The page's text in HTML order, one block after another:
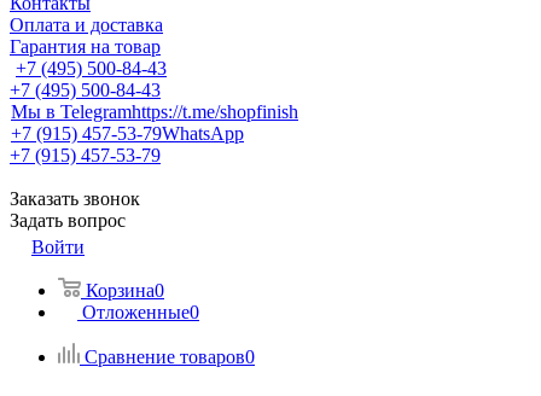
Оплата и доставка
Гарантия на товар
+7 (495) 500-84-43
+7 (495) 500-84-43
Мы в Telegramhttps://t.me/shopfinish
+7 (915) 457-53-79WhatsApp
+7 (915) 457-53-79
Заказать звонок
Задать вопрос
Войти
Корзина0
Отложенные0
Сравнение товаров0